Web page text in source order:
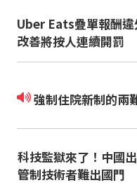
Uber Eats疊單報酬
改善將按人連續開罰
強制住院新制的兩
科技監獄來了！中國
管制技術者難出國門